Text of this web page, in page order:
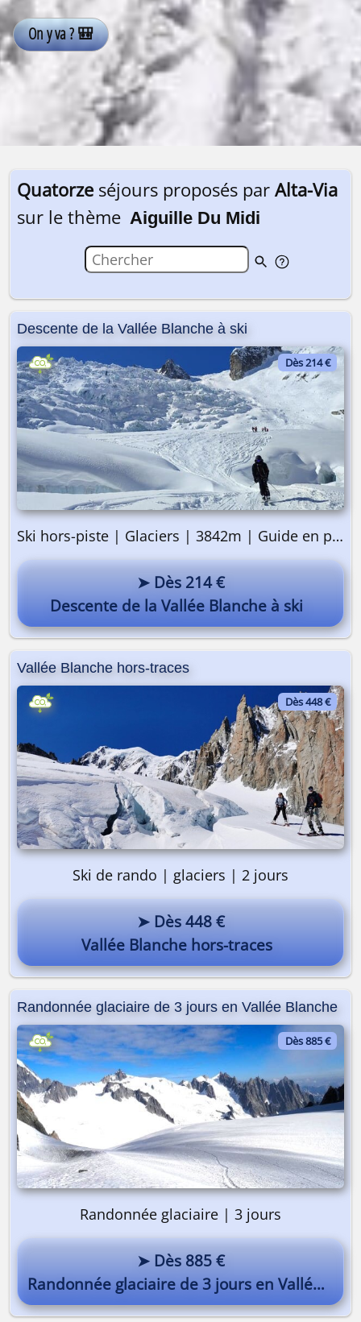
Quatorze séjours proposés par Alta-Via
sur le thème Aiguille Du Midi
Descente de la Vallée Blanche à ski
Dès 214 €
Ski hors-piste | Glaciers | 3842m | Guide en privé
➤ Dès 214 €
Descente de la Vallée Blanche à ski
Vallée Blanche hors-traces
Dès 448 €
Ski de rando | glaciers | 2 jours
➤ Dès 448 €
Vallée Blanche hors-traces
Randonnée glaciaire de 3 jours en Vallée Blanche
Dès 885 €
Randonnée glaciaire | 3 jours
➤ Dès 885 €
Randonnée glaciaire de 3 jours en Vallée Blanche